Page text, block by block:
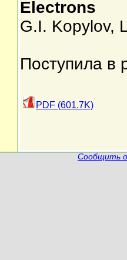
Electrons
G.I. Kopylov,
Поступила в
PDF (601.7K)
Сообщить о